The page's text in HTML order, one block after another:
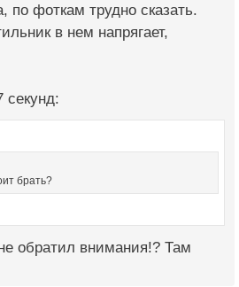
по фоткам трудно сказать.
в нем напрягает,
секунд:
брать?
обратил внимания!? Там